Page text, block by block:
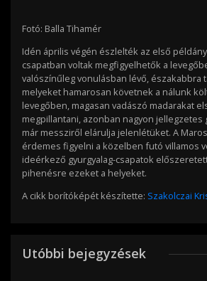
Fotó: Balla Tihamér
Idén április végén észlelték az első
csapatban voltak megfigyelhetők a
valószínűleg vonulásban lévő, északabbra
melyeket hamarosan követnek a nálunk
levegőben, magasan vadászó madarakat
megpillantani, azonban nagyon jellegzetes
már messziről elárulja jelenlétüket. A
érdemes figyelni a közelben futó villamos
ideérkező gyurgyalag-csapatok
pihenésre ezeket a helyeket.
A cikk borítóképét készítette: Szakolczai
Utóbbi bejegyzések